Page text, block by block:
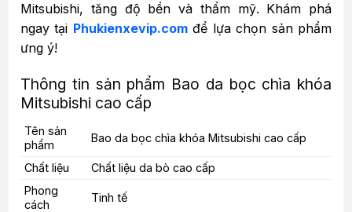
Mitsubishi, tăng độ bền và thẩm mỹ. Khám phá
ngay tại Phukienxevip.comđể lựa chọn sản phẩm
ưng ý!
Thông tin sản phẩm Bao da bọc chìa khóa
Mitsubishi cao cấp
Tên sản
phẩm
Bao da bọc chìa khóa Mitsubishi cao cấp
Chất liệu
Chất liệu da bò cao cấp
Phong
cách
Tinh tế